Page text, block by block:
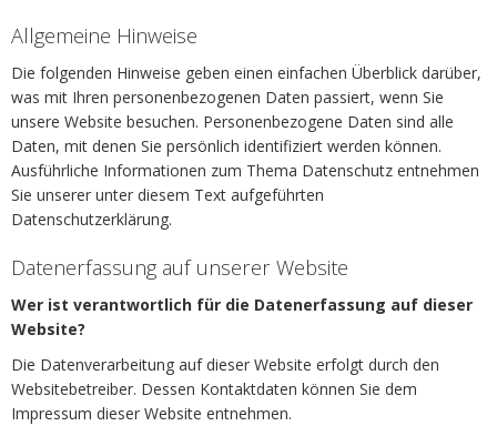
Allgemeine Hinweise
Die folgenden Hinweise geben einen einfachen Überblick darüber,
was mit Ihren personenbezogenen Daten passiert, wenn Sie
unsere Website besuchen. Personenbezogene Daten sind alle
Daten, mit denen Sie persönlich identifiziert werden können.
Ausführliche Informationen zum Thema Datenschutz entnehmen
Sie unserer unter diesem Text aufgeführten
Datenschutzerklärung.
Datenerfassung auf unserer Website
Wer ist verantwortlich für die Datenerfassung auf dieser
Website?
Die Datenverarbeitung auf dieser Website erfolgt durch den
Websitebetreiber. Dessen Kontaktdaten können Sie dem
Impressum dieser Website entnehmen.